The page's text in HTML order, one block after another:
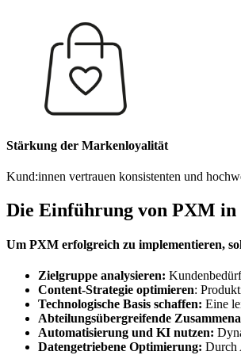
Stärkung der Markenloyalität
Kund:innen vertrauen konsistenten und
Die Einführung von PXM in
Um PXM erfolgreich zu implementieren,
Zielgruppe analysieren:
Content-Strategie optimieren:
Technologische Basis schaffen: Eine
Abteilungsübergreifende
Automatisierung und KI nutzen:
Datengetriebene Optimierung: Durch